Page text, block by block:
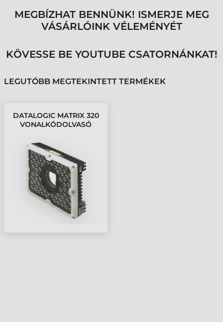
MEGBÍZHAT BENNÜNK! ISMERJE MEG
VÁSÁRLÓINK VÉLEMÉNYÉT
KÖVESSE BE YOUTUBE CSATORNÁNKAT!
LEGUTÓBB MEGTEKINTETT TERMÉKEK
DATALOGIC MATRIX 320
VONALKÓDOLVASÓ